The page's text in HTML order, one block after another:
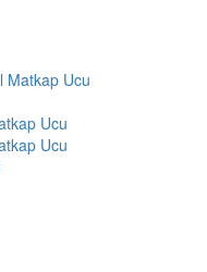
Matkap Ucu
Ucu
Ucu